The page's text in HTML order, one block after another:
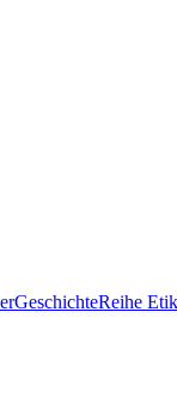
GeschichteReihe